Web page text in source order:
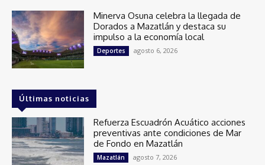
Minerva Osuna celebra la llegada de
Dorados a Mazatlán y destaca su
impulso a la economía local
Deportes agosto 6, 2026
Últimas noticias
Refuerza Escuadrón Acuático acciones
preventivas ante condiciones de Mar
de Fondo en Mazatlán
Mazatlán agosto 7, 2026